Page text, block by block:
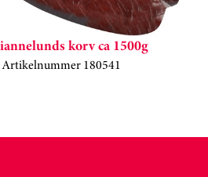
korv ca 1500g
Artikelnummer 180541